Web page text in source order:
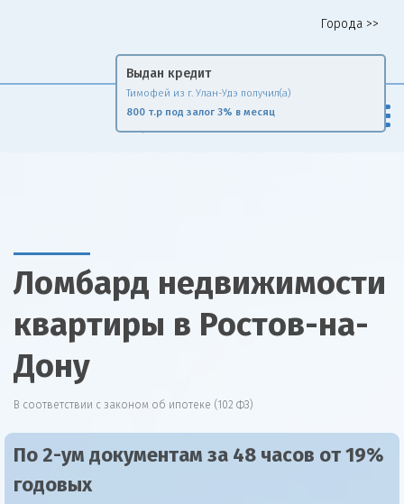
Города >>
FinRise
Ломбард недвижимости
квартиры в Ростов-на-
Дону
В соответствии с законом об ипотеке (102 ФЗ)
По 2-ум документам за 48 часов от 19%
годовых